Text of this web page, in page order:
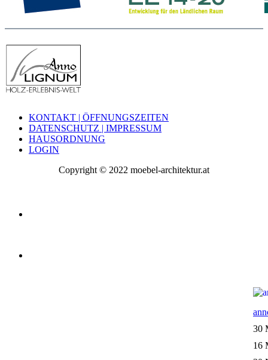
KONTAKT | ÖFFNUNGSZEITEN
DATENSCHUTZ | IMPRESSUM
HAUSORDNUNG
LOGIN
Copyright © 2022 moebel-architektur.at
30
16